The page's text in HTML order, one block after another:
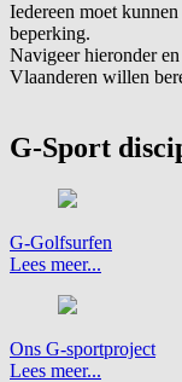
Iedereen moet
beperking.
Navigeer hieronder
Vlaanderen willen
G-Sport
G-Golfsurfen
Lees meer...
Ons G-sportproject
Lees meer...